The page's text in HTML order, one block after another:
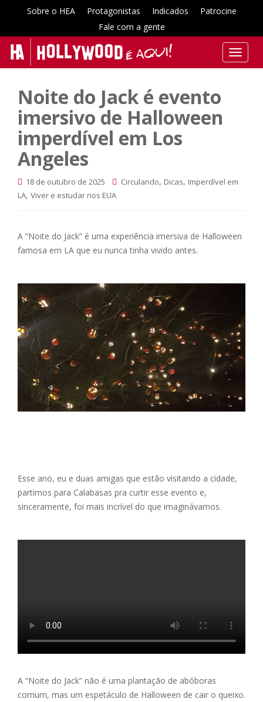
Sobre o HEA Protagonistas Indicados
Patrocine
Fale com a gente
T
o
Noite do Jack é evento
imersivo de Halloween
imperdível em Los
Angeles
18 de outubro de 2025 Circulando, Dicas, Imperdível em
LA, Viver e estudar nos EUA
A “Noite do Jack” é uma experiência imersiva de Halloween
famosa em LA que eu nunca tinha vivido antes.
Esse ano, eu e duas amigas que estão visitando a cidade,
partimos para Calabasas pra curtir esse evento e,
sinceramente, foi mais incrível do que imaginávamos.
A “Noite do Jack” não é uma plantação de abóboras
comum, mas um espetáculo de Halloween de cair o queixo.